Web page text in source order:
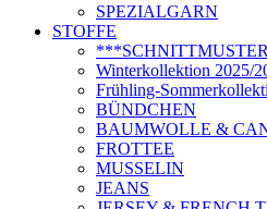
SPEZIALGARN
STOFFE
Winterkollektion 2025/
Frühling-
BÜNDCHEN
BAUMWOLLE &
FROTTEE
MUSSELIN
JEANS